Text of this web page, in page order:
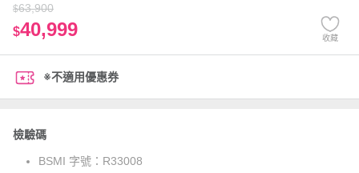
$63,900
$40,999 收藏
※不適用優惠券
檢驗碼
BSMI 字號： R33008